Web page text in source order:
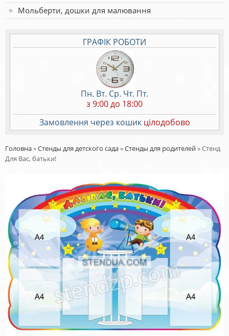
Мольберти, дошки для малювання
ГРАФІК РОБОТИ
Пн. Вт. Ср. Чт. Пт.
з 9:00 до 18:00
Замовлення через кошик цілодобово
Головна»Стенды для детского сада»Стенды для родителей»Стенд
Для Вас, батьки!